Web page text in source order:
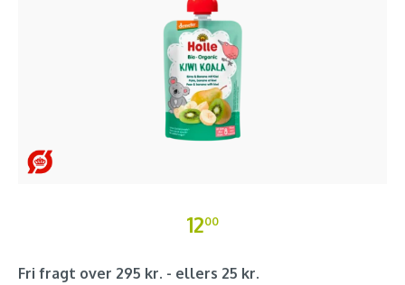
1200
Fri fragt over 295 kr. - ellers 25 kr.